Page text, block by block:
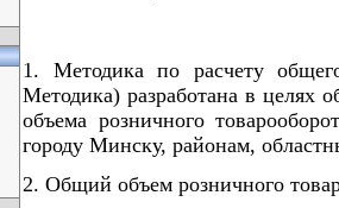
1. Методика по расчету
Методика) разработана в целях
объема розничного
городу Минску, районам,
2. Общий объем розничного